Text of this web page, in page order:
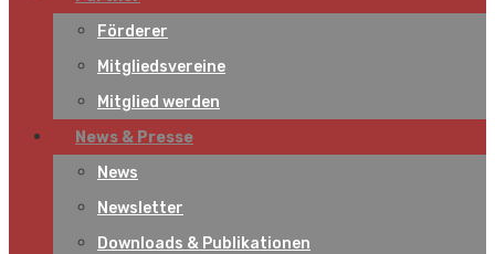
Förderer
Mitgliedsvereine
Mitglied werden
News & Presse
News
Newsletter
Downloads & Publikationen